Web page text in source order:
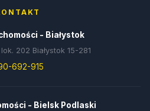
- Białystok
202 Białystok 15-281
692-915
- Bielsk Podlaski